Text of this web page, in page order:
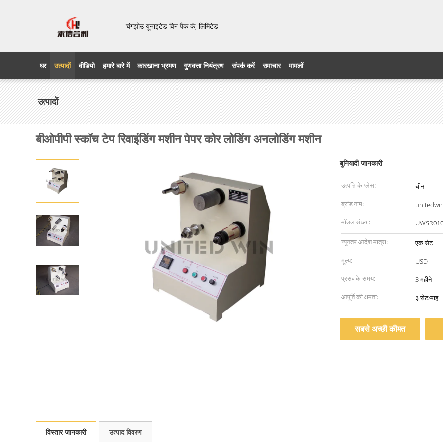
चंगझोउ यूनाइटेड विन पैक कं, लिमिटेड
घर उत्पादों वीडियो हमारे बारे में कारखाना भ्रमण गुणवत्ता नियंत्रण संपर्क करें समाचार मामलों
उत्पादों
बीओपीपी स्कॉच टेप रिवाइंडिंग मशीन पेपर कोर लोडिंग अनलोडिंग मशीन
बुनियादी जानकारी
उत्पत्ति के प्लेस:
चीन
ब्रांड नाम:
unitedwin
मॉडल संख्या:
न्यूनतम आदेश मात्रा:
एक सेट
मूल्य:
USD
प्रसव के समय:
3 महीने
आपूर्ति की क्षमता:
३ सेट/माह
सबसे अच्छी कीमत
विस्तार जानकारी उत्पाद विवरण